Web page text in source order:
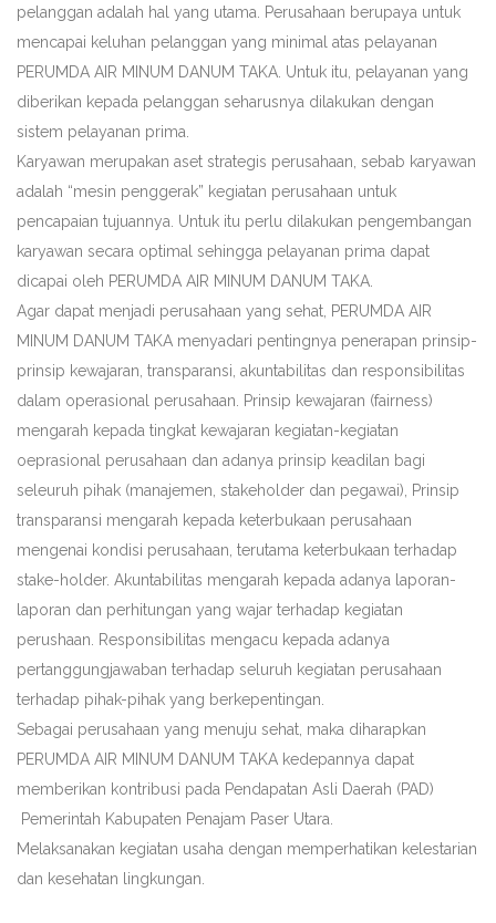
pelanggan adalah hal yang utama. Perusahaan berupaya untuk
mencapai keluhan pelanggan yang minimal atas pelayanan
PERUMDA AIR MINUM DANUM TAKA. Untuk itu, pelayanan yang
diberikan kepada pelanggan seharusnya dilakukan dengan
sistem pelayanan prima.
Karyawan merupakan aset strategis perusahaan, sebab karyawan
adalah “mesin penggerak” kegiatan perusahaan untuk
pencapaian tujuannya. Untuk itu perlu dilakukan pengembangan
karyawan secara optimal sehingga pelayanan prima dapat
dicapai oleh PERUMDA AIR MINUM DANUM TAKA.
Agar dapat menjadi perusahaan yang sehat, PERUMDA AIR
MINUM DANUM TAKA menyadari pentingnya penerapan prinsip-
prinsip kewajaran, transparansi, akuntabilitas dan responsibilitas
dalam operasional perusahaan. Prinsip kewajaran (fairness)
mengarah kepada tingkat kewajaran kegiatan-kegiatan
oeprasional perusahaan dan adanya prinsip keadilan bagi
seleuruh pihak (manajemen, stakeholder dan pegawai), Prinsip
transparansi mengarah kepada keterbukaan perusahaan
mengenai kondisi perusahaan, terutama keterbukaan terhadap
stake-holder. Akuntabilitas mengarah kepada adanya laporan-
laporan dan perhitungan yang wajar terhadap kegiatan
perushaan. Responsibilitas mengacu kepada adanya
pertanggungjawaban terhadap seluruh kegiatan perusahaan
terhadap pihak-pihak yang berkepentingan.
Sebagai perusahaan yang menuju sehat, maka diharapkan
PERUMDA AIR MINUM DANUM TAKA kedepannya dapat
memberikan kontribusi pada Pendapatan Asli Daerah (PAD)
Pemerintah Kabupaten Penajam Paser Utara.
Melaksanakan kegiatan usaha dengan memperhatikan kelestarian
dan kesehatan lingkungan.